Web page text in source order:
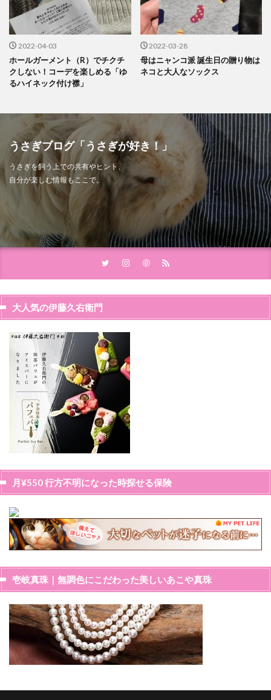
2022-04-03
ホールガーメント（R）でチクチ
クしない！コーデを楽しめる「ゆ
るハイネック付け襟」
2022-03-28
母はニャンコ派 誕生日の贈り物は
ネコと大人なソックス
うさぎブログ「うさぎが好き！」
うさぎを飼う上での共有やヒント、
自分が楽しむ情報もここで。
大人気の伊藤久右衛門
月¥550 行方不明になった時探せる保険
壱岐真珠｜無調色にこだわった美しいあこや真珠